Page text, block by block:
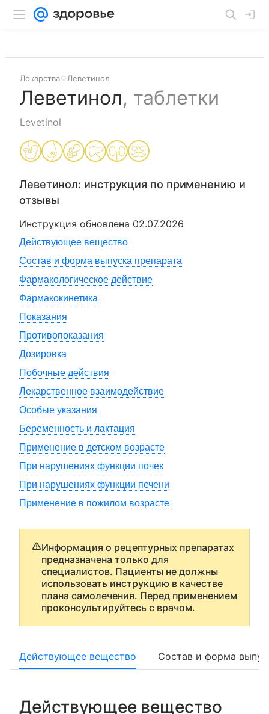
Лекарства Леветинол
Леветинол, таблетки
Levetinol
Леветинол: инструкция по применению и
отзывы
Инструкция обновлена 02.07.2026
Действующее вещество
Состав и форма выпуска препарата
Фармакологическое действие
Фармакокинетика
Показания
Противопоказания
Дозировка
Побочные действия
Лекарственное взаимодействие
Особые указания
Беременность и лактация
Применение в детском возрасте
При нарушениях функции почек
При нарушениях функции печени
Применение в пожилом возрасте
Информация о рецептурных препаратах
предназначена только для
специалистов. Пациенты не должны
использовать инструкцию в качестве
плана самолечения. Перед применением
проконсультируйтесь с врачом.
Действующее вещество Состав и форма
Действующее вещество